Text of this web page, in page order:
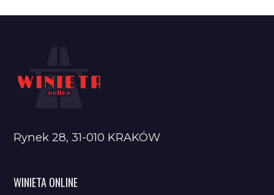
Rynek 28, 31-010 KRAKÓW
WINIETA ONLINE